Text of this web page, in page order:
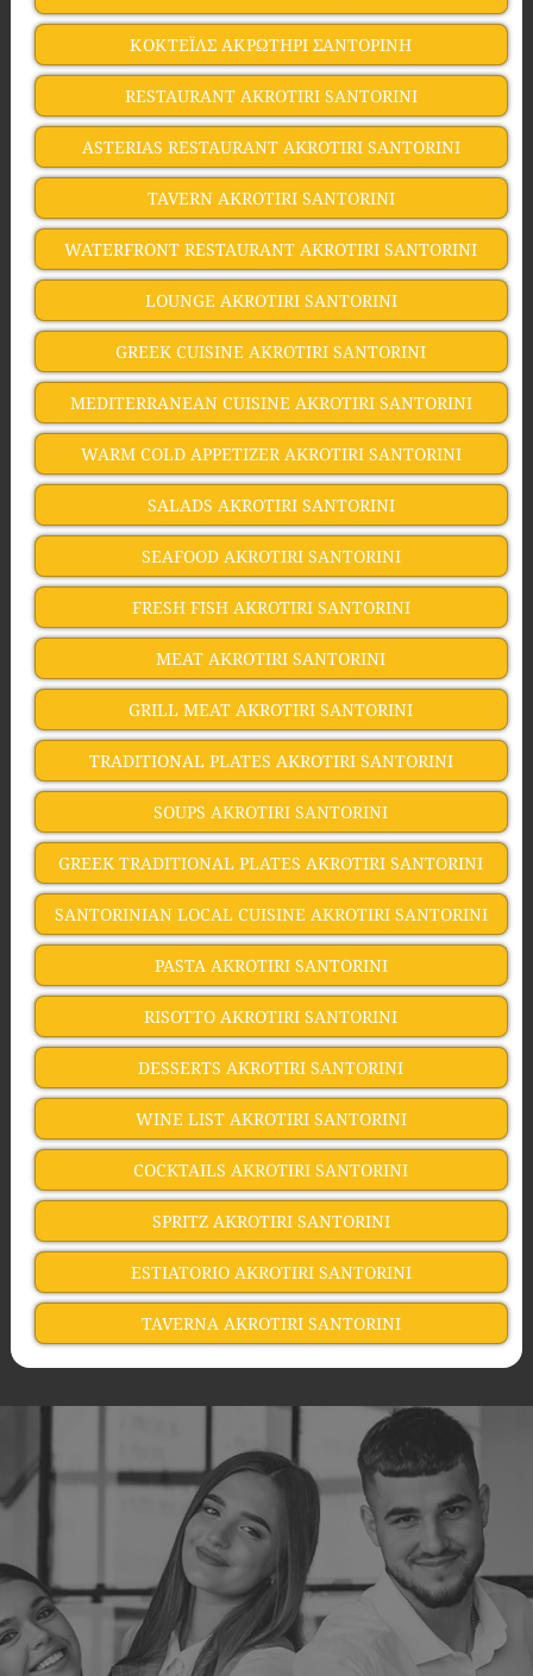
ΚΟΚΤΕΪΛΣ ΑΚΡΩΤΗΡΙ ΣΑΝΤΟΡΙΝΗ
RESTAURANT AKROTIRI SANTORINI
ASTERIAS RESTAURANT AKROTIRI SANTORINI
TAVERN AKROTIRI SANTORINI
WATERFRONT RESTAURANT AKROTIRI SANTORINI
LOUNGE AKROTIRI SANTORINI
GREEK CUISINE AKROTIRI SANTORINI
MEDITERRANEAN CUISINE AKROTIRI SANTORINI
WARM COLD APPETIZER AKROTIRI SANTORINI
SALADS AKROTIRI SANTORINI
SEAFOOD AKROTIRI SANTORINI
FRESH FISH AKROTIRI SANTORINI
MEAT AKROTIRI SANTORINI
GRILL MEAT AKROTIRI SANTORINI
TRADITIONAL PLATES AKROTIRI SANTORINI
SOUPS AKROTIRI SANTORINI
GREEK TRADITIONAL PLATES AKROTIRI SANTORINI
SANTORINIAN LOCAL CUISINE AKROTIRI SANTORINI
PASTA AKROTIRI SANTORINI
RISOTTO AKROTIRI SANTORINI
DESSERTS AKROTIRI SANTORINI
WINE LIST AKROTIRI SANTORINI
COCKTAILS AKROTIRI SANTORINI
SPRITZ AKROTIRI SANTORINI
ESTIATORIO AKROTIRI SANTORINI
TAVERNA AKROTIRI SANTORINI